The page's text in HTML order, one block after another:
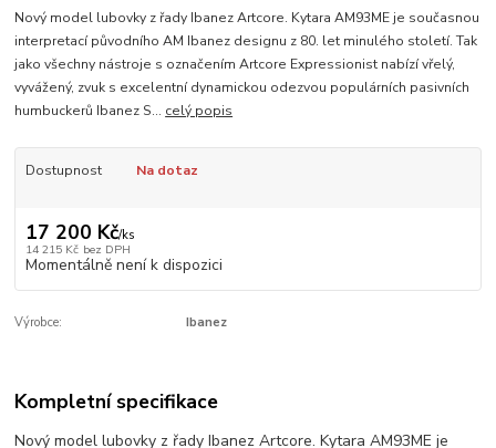
Nový model lubovky z řady Ibanez Artcore. Kytara AM93ME je současnou
interpretací původního AM Ibanez designu z 80. let minulého století. Tak
jako všechny nástroje s označením Artcore Expressionist nabízí vřelý,
vyvážený, zvuk s excelentní dynamickou odezvou populárních pasivních
humbuckerů Ibanez S... celý popis
Dostupnost Na dotaz
17 200 Kč/ks
14 215 Kč bez DPH
Momentálně není k dispozici
Výrobce: Ibanez
Kompletní specifikace
Nový model lubovky z řady Ibanez Artcore. Kytara AM93ME je